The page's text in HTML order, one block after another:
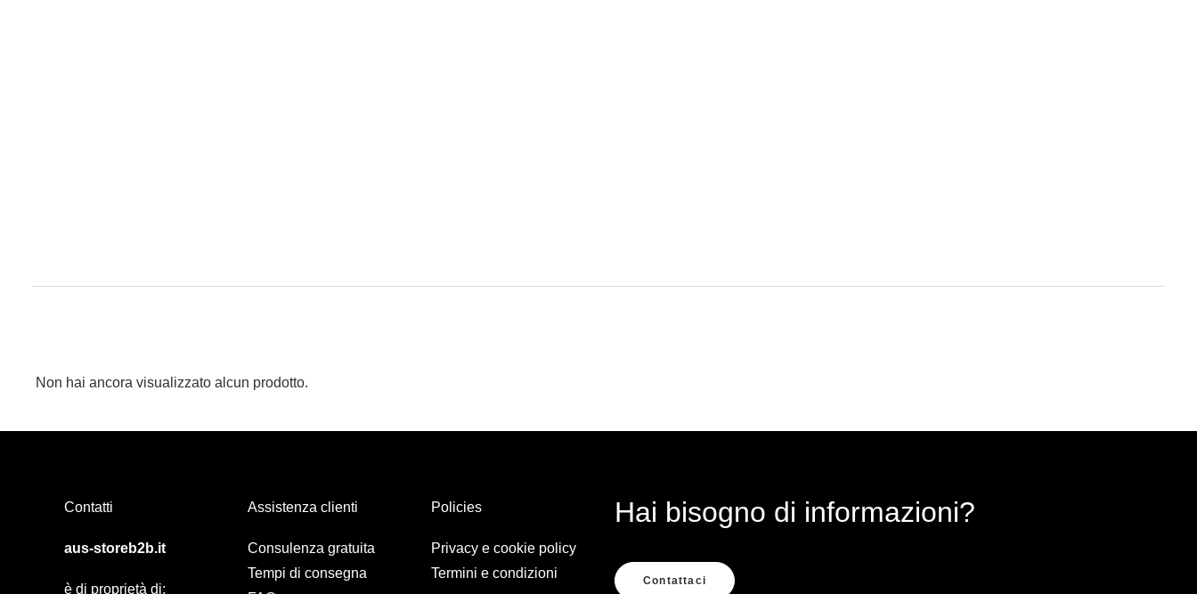
Non hai ancora visualizzato alcun prodotto.
Contatti
aus-storeb2b.it
è di proprietà di:
Assistenza clienti
Consulenza gratuita
Tempi di consegna
Policies
Privacy e cookie policy
Termini e condizioni
Hai bisogno di informazioni?
Contattaci